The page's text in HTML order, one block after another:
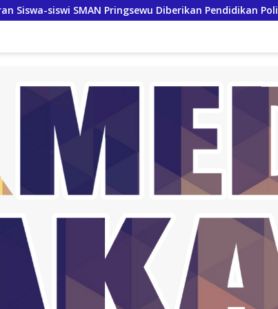
SMAN Pringsewu Diberikan Pendidikan Politik